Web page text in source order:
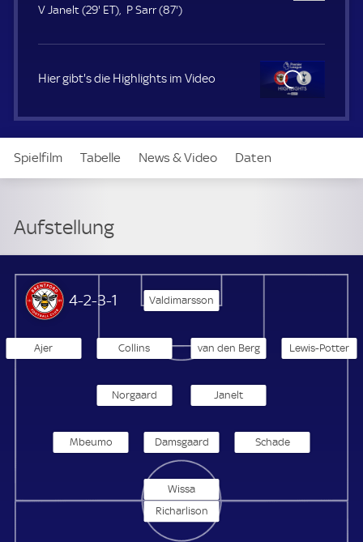
V Janelt (29'2
.
i
t
e
ETE
) P Sarr (87'8
.
i
t
e
)
Hier gibt's die Highlights im Video
Spielfilm Tabelle News & Video Daten
Aufstellung
Brentford
4-2-3-1 Valdimarsson
Ajer Collins van den Berg Lewis-Potter
Norgaard Janelt
Mbeumo Damsgaard Schade
Wissa
Richarlison